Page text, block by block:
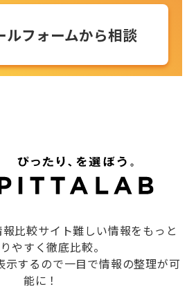
ルフォームから相談
比較サイト難しい情報をもっと
やすく徹底比較。
示するので一目で情報の整理が可
能に！